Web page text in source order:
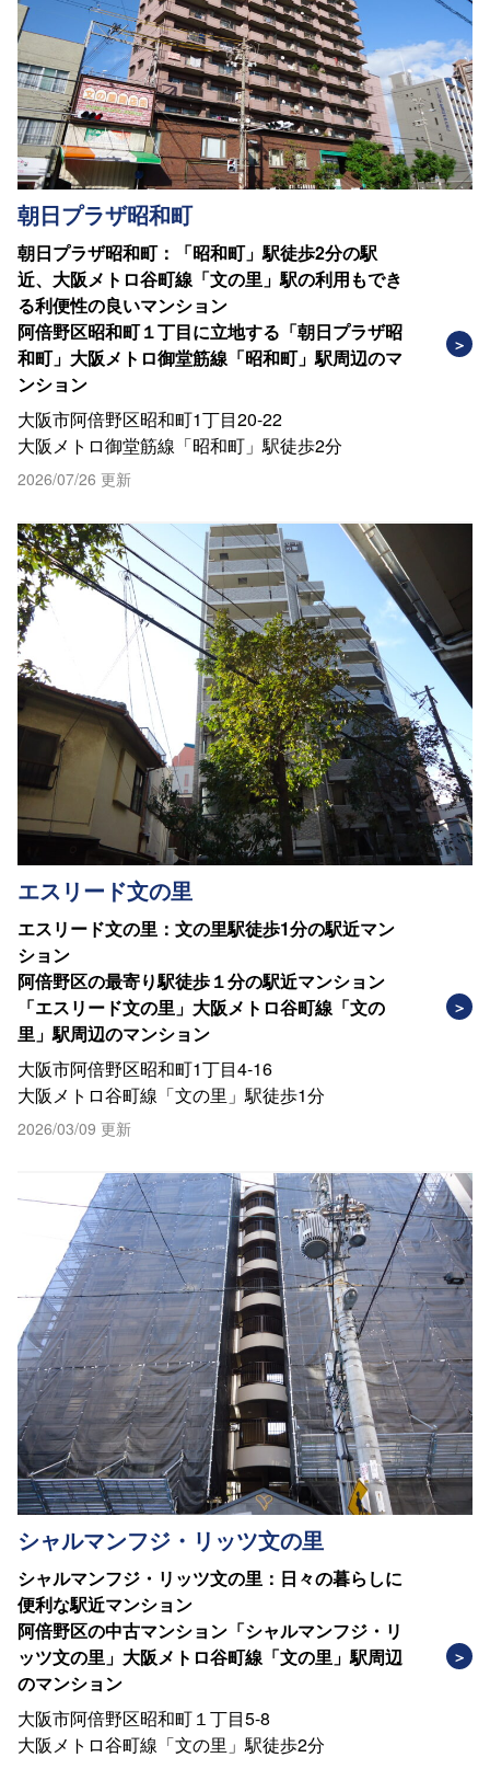
朝日プラザ昭和町
朝日プラザ昭和町：「昭和町」駅徒歩2分の駅
近、大阪メトロ谷町線「文の里」駅の利用もでき
る利便性の良いマンション
阿倍野区昭和町１丁目に立地する「朝日プラザ昭
和町」大阪メトロ御堂筋線「昭和町」駅周辺のマ
ンション
大阪市阿倍野区昭和町1丁目20-22
大阪メトロ御堂筋線「昭和町」駅徒歩2分
2026/07/26 更新
エスリード文の里
エスリード文の里：文の里駅徒歩1分の駅近マン
ション
阿倍野区の最寄り駅徒歩１分の駅近マンション
「エスリード文の里」大阪メトロ谷町線「文の
里」駅周辺のマンション
大阪市阿倍野区昭和町1丁目4-16
大阪メトロ谷町線「文の里」駅徒歩1分
2026/03/09 更新
シャルマンフジ・リッツ文の里
シャルマンフジ・リッツ文の里：日々の暮らしに
便利な駅近マンション
阿倍野区の中古マンション「シャルマンフジ・リ
ッツ文の里」大阪メトロ谷町線「文の里」駅周辺
のマンション
大阪市阿倍野区昭和町１丁目5-8
大阪メトロ谷町線「文の里」駅徒歩2分